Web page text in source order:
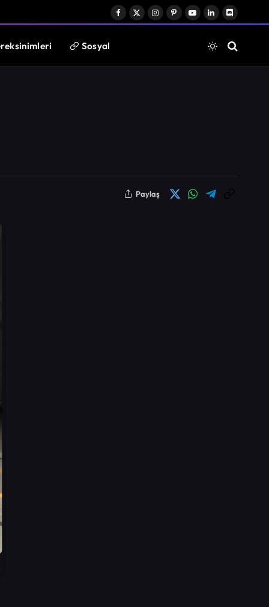
Facebook
X
Instagram
PinterestYouTube
LinkedInDiscord
Sosyal
Paylaş